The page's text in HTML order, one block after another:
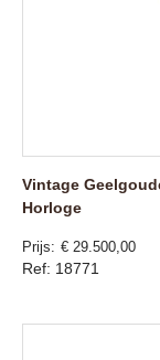
Vintage
Horloge
Prijs € 29.500,00
Ref: 18771